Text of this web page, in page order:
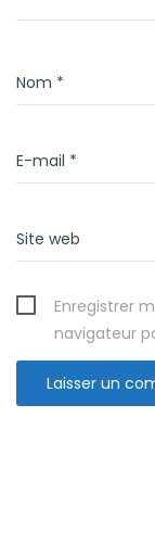
Nom *
E-mail *
Site web
Enregistrer
navigateur